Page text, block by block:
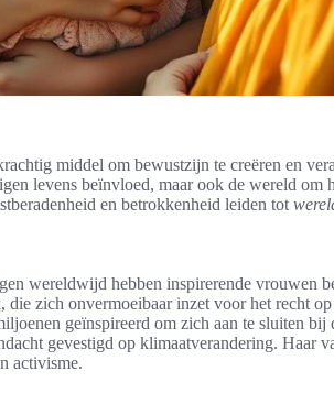
middel om bewustzijn te creëren en
levens beïnvloed, maar ook de wereld om
en betrokkenheid leiden tot
wereldwijd hebben inspirerende vrouwen
die zich onvermoeibaar inzet voor het recht
geïnspireerd om zich aan te sluiten
gevestigd op klimaatverandering. Haar
activisme.